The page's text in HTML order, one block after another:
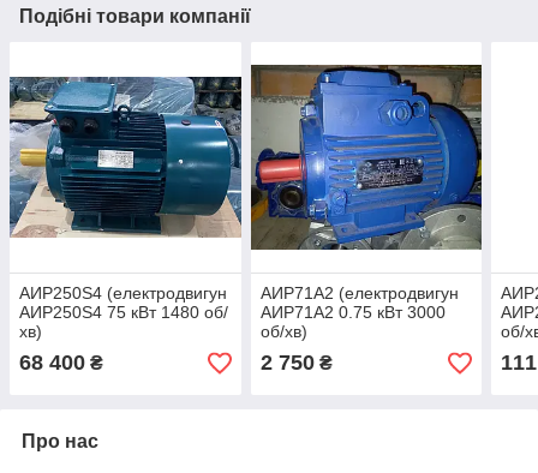
Подібні товари компанії
АИР250S4 (електродвигун
АИР250S4 75 кВт 1480 об/
хв)
68 400 ₴
АИР71А2 (електродвигун
АИР71А2 0.75 кВт 3000
об/хв)
2 750₴
об/
Про нас